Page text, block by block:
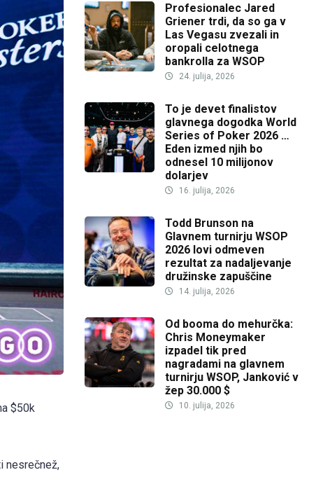
$50k
nesrečnež,
Profesionalec Jared
Griener trdi, da so ga v
Las Vegasu zvezali in
oropali celotnega
bankrolla za WSOP
24. julija, 2026
To je devet finalistov
glavnega dogodka World
Series of Poker 2026 …
Eden izmed njih bo
odnesel 10 milijonov
dolarjev
16. julija, 2026
Todd Brunson na
Glavnem turnirju WSOP
2026 lovi odmeven
rezultat za nadaljevanje
družinske zapuščine
14. julija, 2026
Od booma do mehurčka:
Chris Moneymaker
izpadel tik pred
nagradami na glavnem
turnirju WSOP, Janković v
žep 30.000 $
10. julija, 2026